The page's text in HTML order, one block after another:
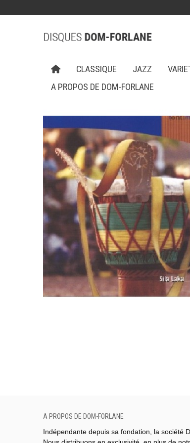
CLASSIQUE JAZZ
A PROPOS DE DOM-FORLANE
A PROPOS DE DOM-FORLANE
Indépendante depuis sa fondation, la société